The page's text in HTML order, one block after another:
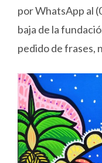
por WhatsApp al
baja de la
pedido de frases,